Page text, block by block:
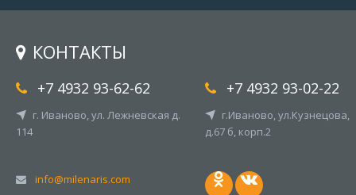
КОНТАКТЫ
+7 4932 93-62-62
г. Иваново, ул. Лежневская д.
114
+7 4932 93-02-22
г.Иваново, ул.Кузнецова,
д.67 б, корп.2
info@milenaris.com